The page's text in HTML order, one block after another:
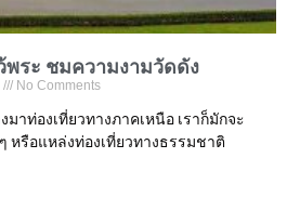
พระ ชมความงามวัดดัง
No Comments
าท่องเที่ยวทางภาคเหนือ เราก็มักจะ
หรือแหล่งท่องเที่ยวทางธรรมชาติ